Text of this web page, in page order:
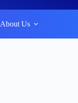
About Us